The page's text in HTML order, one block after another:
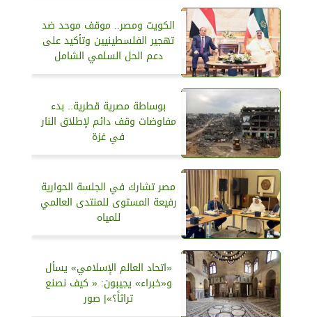
الكويت ومصر.. موقف موحد ضد
تهجير الفلسطينيين وتأكيد على
دعم الحل السلمي الشامل
بوساطة مصرية قطرية.. بدء
مفاوضات وقف دائم لإطلاق النار
في غزة
مصر تشارك في الجلسة الحوارية
رفيعة المستوى للمنتدى العالمي
للمياه
«اتحاد العالم الإسلامي» يسأل
و«خبراء» يجيبون: « كيف نصنع
تراثاً؟»| صور